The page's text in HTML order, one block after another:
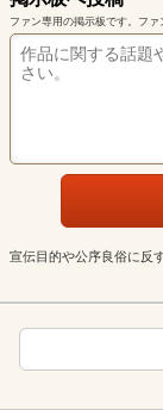
ファン専用の掲示板です。ファ
宣伝目的や公序良俗に反